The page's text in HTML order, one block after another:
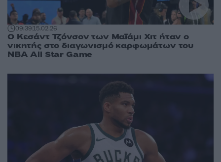
09:3915.02.26
O Κεσάντ Τζόνσον των Μαϊάμι Χιτ ήταν ο
νικητής στο διαγωνισμό καρφωμάτων του
NBA All Star Game